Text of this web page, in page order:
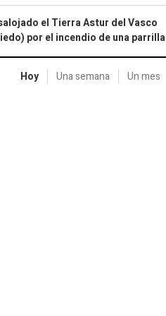
el Tierra Astur del Vasco
por el incendio de una parrilla
Hoy Una semana Un mes